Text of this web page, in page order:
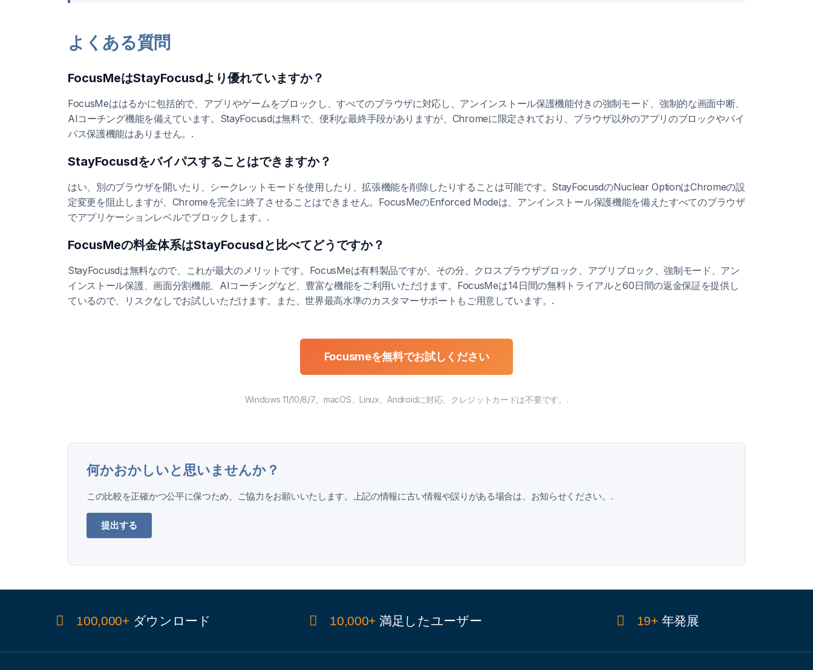
よくある質問
FocusMeはStayFocusdより優れていますか？
FocusMeははるかに包括的で、アプリやゲームをブロックし、すべてのブラウザに対応し、アンインストール保護機能付きの強制モード、強制的な画面中断、
AIコーチング機能を備えています。StayFocusdは無料で、便利な最終手段がありますが、Chromeに限定されており、ブラウザ以外のアプリのブロックやバイ
パス保護機能はありません。.
StayFocusdをバイパスすることはできますか？
はい、別のブラウザを開いたり、シークレットモードを使用したり、拡張機能を削除したりすることは可能です。StayFocusdのNuclear OptionはChromeの設
定変更を阻止しますが、Chromeを完全に終了させることはできません。FocusMeのEnforced Modeは、アンインストール保護機能を備えたすべてのブラウザ
でアプリケーションレベルでブロックします。.
FocusMeの料金体系はStayFocusdと比べてどうですか？
StayFocusdは無料なので、これが最大のメリットです。FocusMeは有料製品ですが、その分、クロスブラウザブロック、アプリブロック、強制モード、アン
インストール保護、画面分割機能、AIコーチングなど、豊富な機能をご利用いただけます。FocusMeは14日間の無料トライアルと60日間の返金保証を提供し
ているので、リスクなしでお試しいただけます。また、世界最高水準のカスタマーサポートもご用意しています。.
Focusmeを無料でお試しください
Windows 11/10/8/7、macOS、Linux、Androidに対応。クレジットカードは不要です。.
何かおかしいと思いませんか？
この比較を正確かつ公平に保つため、ご協力をお願いいたします。上記の情報に古い情報や誤りがある場合は、お知らせください。.
提出する
100,000+ダウンロード 10,000+ 満足したユーザー 19+年発展